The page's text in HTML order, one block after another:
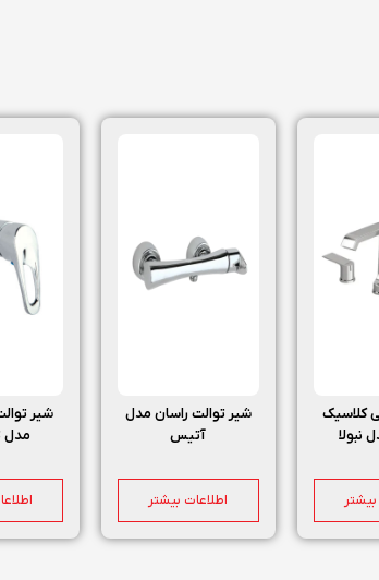
کلاسیک
نبولا
شیر توالت راسان مدل
آتیس
اطلاعات بیشتر
شیر
مدل